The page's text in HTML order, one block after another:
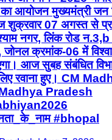
का आयोजन मुख्यमंत्री जन
07 अगस्त से
नगर, लिंक रोड न.3,b
क्रमांक-06 में
आज सुबह संबंधित
रवाना हुए। CM
Pradesh
#bhopal